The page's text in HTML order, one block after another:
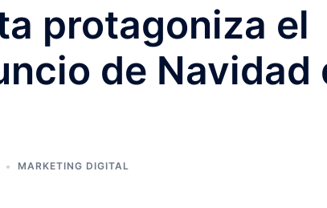
protagoniza el
de Navidad
MARKETING DIGITAL